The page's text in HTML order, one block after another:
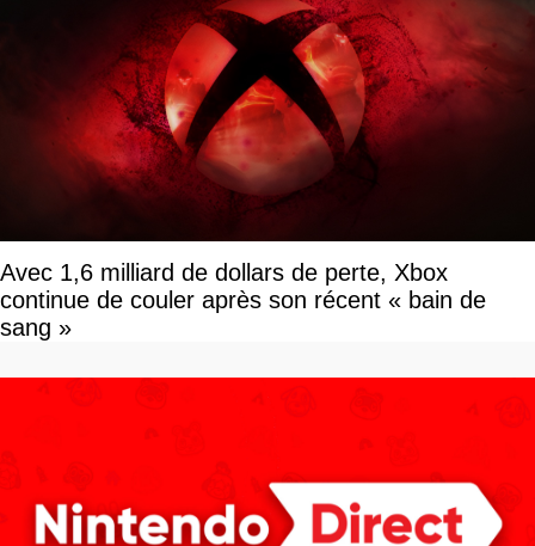
Avec 1,6 milliard de dollars de perte, Xbox
continue de couler après son récent « bain de
sang »